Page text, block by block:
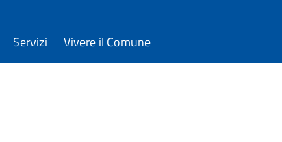
Servizi Vivere il Comune